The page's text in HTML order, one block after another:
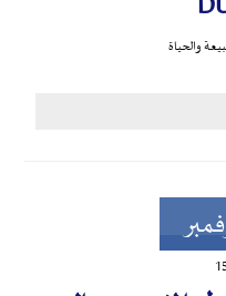
والحياة